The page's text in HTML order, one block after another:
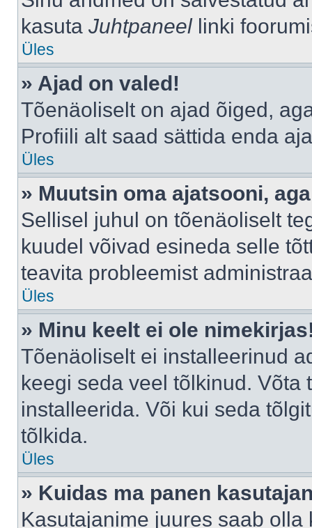
kasuta Juhtpaneellinki
Üles
» Ajad on valed!
Tõenäoliselt on ajad õiged,
Profiili alt saad sättida enda
Üles
» Muutsin oma ajatsooni,
Sellisel juhul on tõenäoliselt
kuudel võivad esineda selle
teavita probleemist
Üles
» Minu keelt ei ole
Tõenäoliselt ei installeerinud
keegi seda veel tõlkinud.
installeerida. Või kui seda
tõlkida.
Üles
» Kuidas ma panen
Kasutajanime juures saab